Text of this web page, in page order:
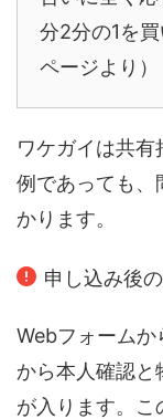
分2分の1を
ページより）
ワケガイは共
例であっても、
かります。
申し込み後
Webフォームか
から本人確認
が入ります。こ